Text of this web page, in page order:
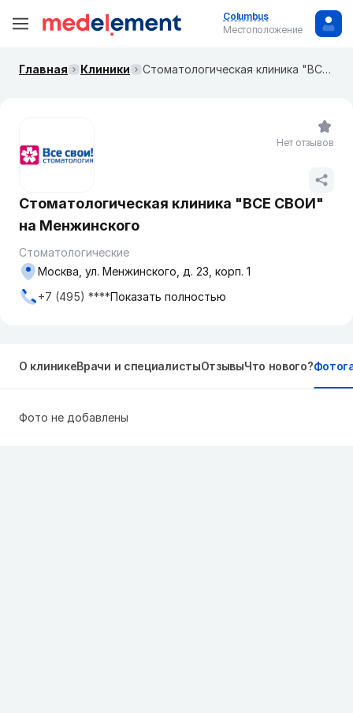
Columbus
Местоположение
Главная Клиники Стоматологическая клиника "ВСЕ СВОИ" на Менжинского
Стоматологическая клиника "ВСЕ СВОИ"
на Менжинского
Стоматологические
Москва, ул. Менжинского, д. 23, корп. 1
+7 (495) ****Показать полностью
Нет отзывов
О клиникеВрачи и специалистыОтзывыЧто нового?
Фото не добавлены